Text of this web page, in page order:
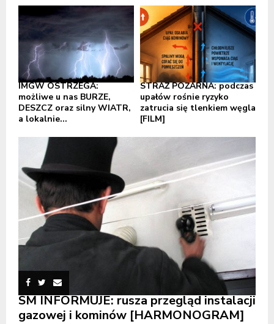
IMGW OSTRZEGA:
możliwe u nas BURZE,
DESZCZ oraz silny WIATR,
a lokalnie...
STRAŻ POŻARNA: podczas
upałów rośnie ryzyko
zatrucia się tlenkiem węgla
[FILM]
SM INFORMUJE: rusza przegląd instalacji
gazowej i kominów [HARMONOGRAM]